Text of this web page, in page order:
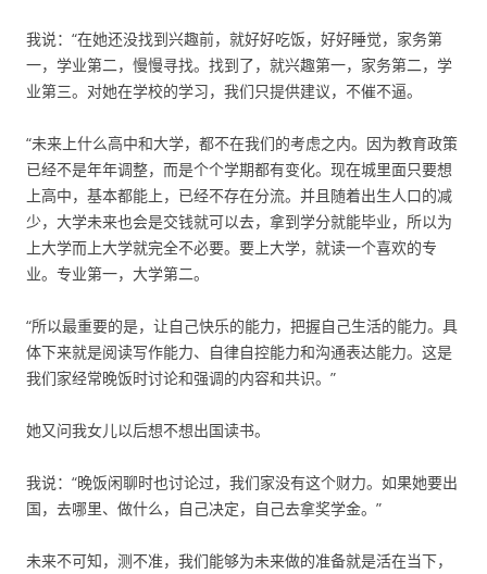
我说：“在她还没找到兴趣前，就好好吃饭，好好睡觉，家务第
一，学业第二，慢慢寻找。找到了，就兴趣第一，家务第二，学
业第三。对她在学校的学习，我们只提供建议，不催不逼。
“未来上什么高中和大学，都不在我们的考虑之内。因为教育政策
已经不是年年调整，而是个个学期都有变化。现在城里面只要想
上高中，基本都能上，已经不存在分流。并且随着出生人口的减
少，大学未来也会是交钱就可以去，拿到学分就能毕业，所以为
上大学而上大学就完全不必要。要上大学，就读一个喜欢的专
业。专业第一，大学第二。
“所以最重要的是，让自己快乐的能力，把握自己生活的能力。具
体下来就是阅读写作能力、自律自控能力和沟通表达能力。这是
我们家经常晚饭时讨论和强调的内容和共识。”
她又问我女儿以后想不想出国读书。
我说：“晚饭闲聊时也讨论过，我们家没有这个财力。如果她要出
国，去哪里、做什么，自己决定，自己去拿奖学金。”
未来不可知，测不准，我们能够为未来做的准备就是活在当下，